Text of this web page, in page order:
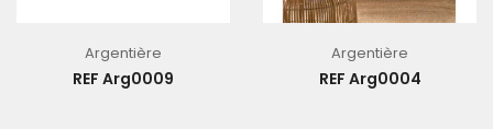
Argentière
REF Arg0009
Argentière
REF Arg0004